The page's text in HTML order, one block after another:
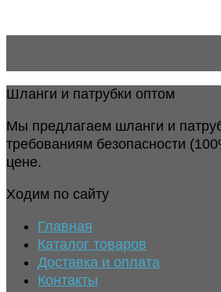
Шланги и патрубки оптом
Мы предлагаем шланги и
требованиям безопасности
цене.
Ходим по сайту
Главная
Каталог товаров
Доставка и оплата
Контакты